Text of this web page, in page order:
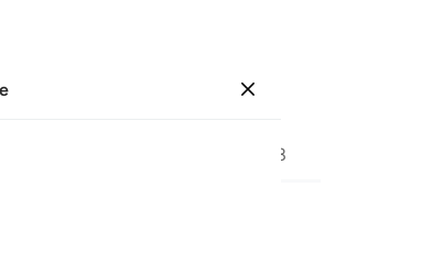
58